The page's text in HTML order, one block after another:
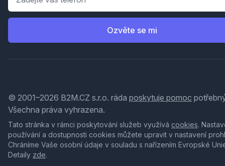
Ozvěte se mi
© 2001–2026 B2M.CZ s.r.o. ráda poskytuje pomoc
Všechna práva vyhrazena.
Tato stránka v rámci poskytování služeb využívá cookies.
používání a dostupnosti cookies můžete upravit v nastavení
Chráníme Vaše osobní údaje v souladu s nařízením Evropské
Detaily zde.